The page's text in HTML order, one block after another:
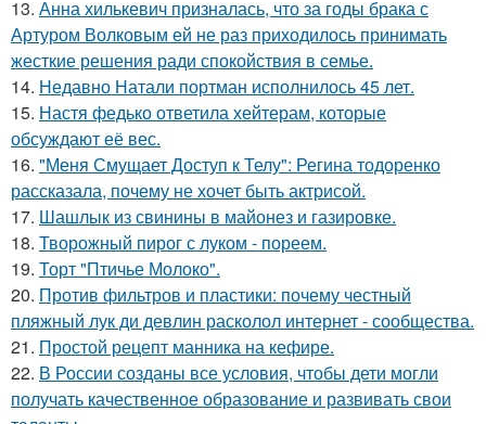
13. Анна хилькевич призналась, что за годы брака с
Артуром Волковым ей не раз приходилось принимать
жесткие решения ради спокойствия в семье.
14. Недавно Натали портман исполнилось 45 лет.
15. Настя федько ответила хейтерам, которые
обсуждают её вес.
16. "Меня Смущает Доступ к Телу": Регина тодоренко
рассказала, почему не хочет быть актрисой.
17. Шашлык из свинины в майонез и газировке.
18. Творожный пирог с луком - пореем.
19. Торт "Птичье Молоко".
20. Против фильтров и пластики: почему честный
пляжный лук ди девлин расколол интернет - сообщества.
21. Простой рецепт манника на кефире.
22. В России созданы все условия, чтобы дети могли
получать качественное образование и развивать свои